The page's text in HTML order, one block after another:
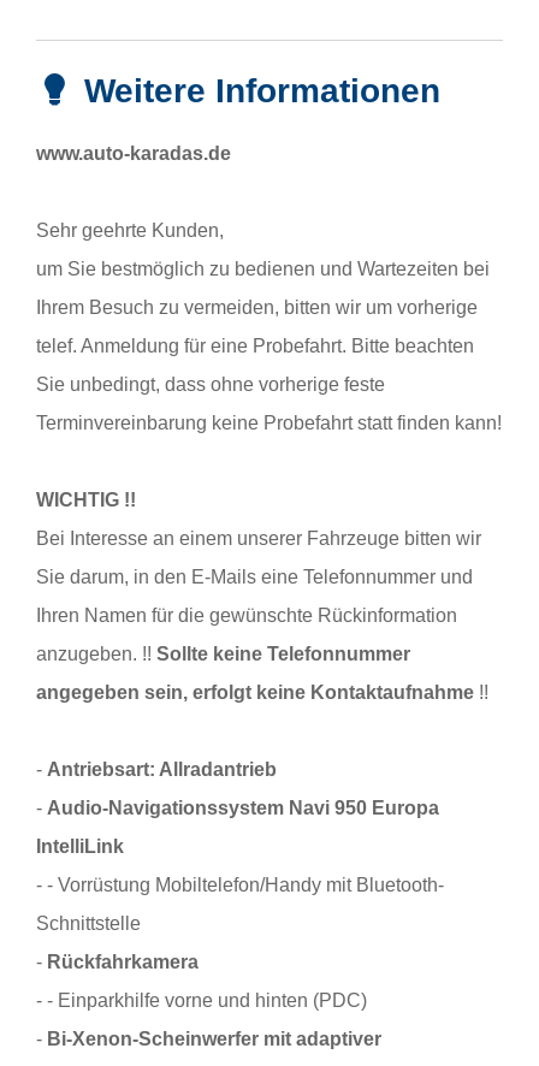
Weitere Informationen
www.auto-karadas.de
Sehr geehrte Kunden,
um Sie bestmöglich zu bedienen und Wartezeiten bei
Ihrem Besuch zu vermeiden, bitten wir um vorherige
telef. Anmeldung für eine Probefahrt. Bitte beachten
Sie unbedingt, dass ohne vorherige feste
Terminvereinbarung keine Probefahrt statt finden kann!
WICHTIG !!
Bei Interesse an einem unserer Fahrzeuge bitten wir
Sie darum, in den E-Mails eine Telefonnummer und
Ihren Namen für die gewünschte Rückinformation
anzugeben. !! Sollte keine Telefonnummer
angegeben sein, erfolgt keine Kontaktaufnahme !!
- Antriebsart: Allradantrieb
- Audio-Navigationssystem Navi 950 Europa
IntelliLink
- - Vorrüstung Mobiltelefon/Handy mit Bluetooth-
Schnittstelle
- Rückfahrkamera
- - Einparkhilfe vorne und hinten (PDC)
- Bi-Xenon-Scheinwerfer mit adaptiver